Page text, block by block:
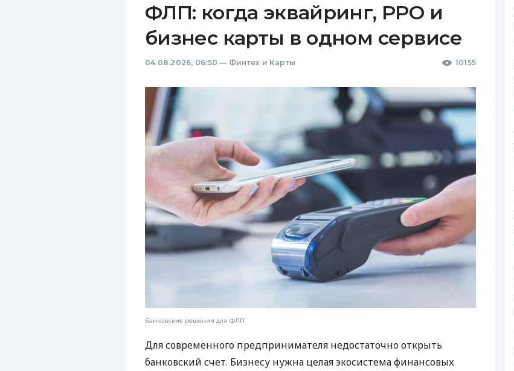
ФЛП: когда эквайринг, РРО и
бизнес карты в одном сервисе
04.08.2026, 06:50 — Финтех и Карты 10155
Банковские решения для ФЛП
Для современного предпринимателя недостаточно открыть
банковский счет. Бизнесу нужна целая экосистема финансовых